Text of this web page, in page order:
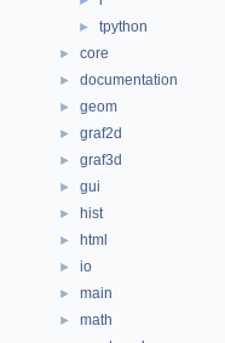
► tpython
► core
► documentation
► geom
► graf2d
► graf3d
► gui
► hist
► html
► io
► main
► math